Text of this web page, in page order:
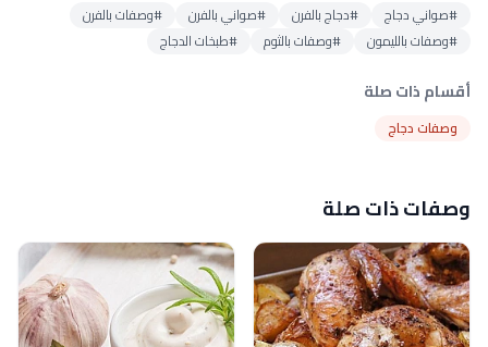
#صواني دجاج #دجاج بالفرن #صواني بالفرن
#وصفات بالفرن
#وصفات بالليمون
#وصفات بالثوم #طبخات الدجاج
أقسام ذات صلة
وصفات دجاج
وصفات ذات صلة